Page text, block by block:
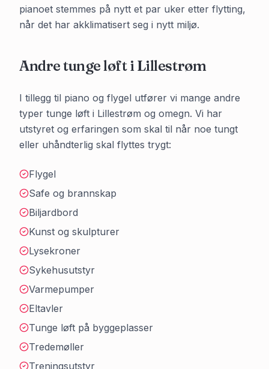
pianoet stemmes på nytt et par uker etter flytting,
når det har akklimatisert seg i nytt miljø.
Andre tunge løft iLillestrøm
I tillegg til piano og flygel utfører vi mange andre
typer tunge løft i Lillestrøm og omegn. Vi har
utstyret og erfaringen som skal til når noe tungt
eller uhåndterlig skal flyttes trygt:
Flygel
Safe og brannskap
Biljardbord
Kunst og skulpturer
Lysekroner
Sykehusutstyr
Varmepumper
Eltavler
Tunge løft på byggeplasser
Tredemøller
Treningsutstyr